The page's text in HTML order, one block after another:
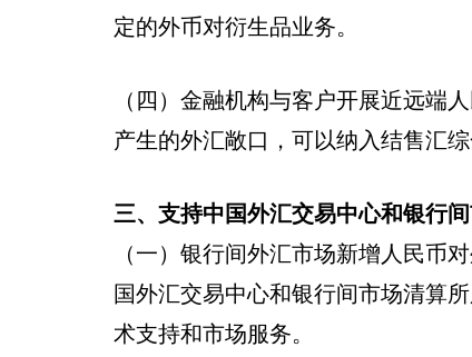
定的外币对衍生品业务。
（四）金融机构与客户开展近远端
产生的外汇敞口，可以纳入结售汇综
三、支持中国外汇交易中心和银行
（一）银行间外汇市场新增人民币
国外汇交易中心和银行间市场清算
术支持和市场服务。